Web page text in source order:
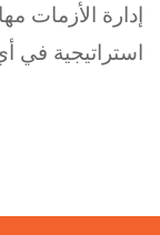
إدارة الأزمات
استراتيجية في